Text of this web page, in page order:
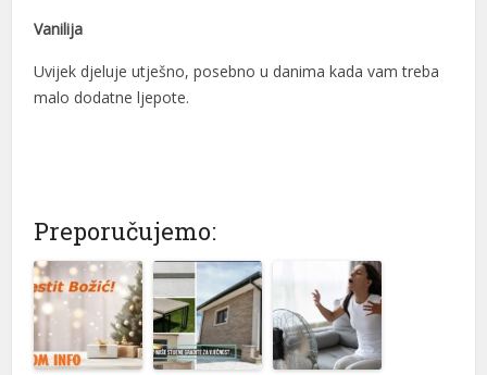
Vanilija
Uvijek djeluje utješno, posebno u danima kada vam treba
malo dodatne ljepote.
Preporučujemo: